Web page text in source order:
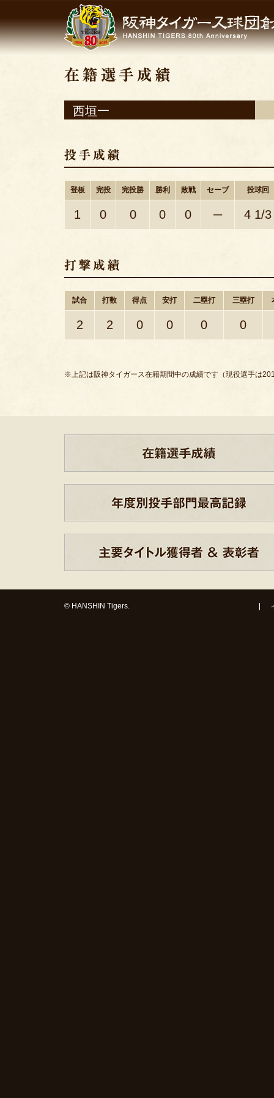
西垣一
登板 完投 完投勝 勝利 敗戦 セーブ 投球回
1 0 0 0 0 ─ 4 1/3
試合 打数 得点 安打 二塁打 三塁打
2 2 0 0 0 0
※上記は阪神タイガース在籍期間中の成績です（現役選手は
© HANSHIN Tigers.